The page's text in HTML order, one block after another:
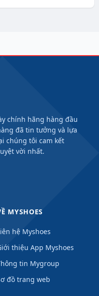
chính hãng hàng đầu
đã tin tưởng và lựa
chúng tôi cam kết
vời nhất.
MYSHOES
hệ Myshoes
thiệu App Myshoes
tin Mygroup
đồ trang web